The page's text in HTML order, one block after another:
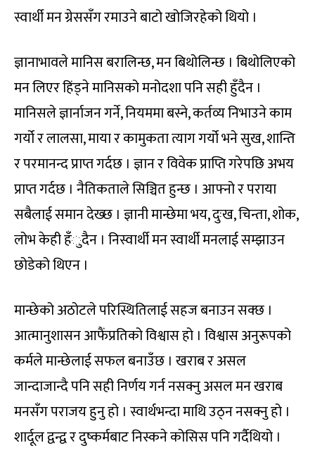
स्वार्थी मन ग्रेससँग रमाउने बाटो खोजिरहेको थियो ।
ज्ञानाभावले मानिस बरालिन्छ, मन बिथोलिन्छ । बिथोलिएको
मन लिएर हिंड्ने मानिसको मनोदशा पनि सही हुँदैन ।
मानिसले ज्ञार्नाजन गर्ने, नियममा बस्ने, कर्तव्य निभाउने काम
गर्यो र लालसा, माया र कामुकता त्याग गर्यो भने सुख, शान्ति
र परमानन्द प्राप्त गर्दछ । ज्ञान र विवेक प्राप्ति गरेपछि अभय
प्राप्त गर्दछ । नैतिकताले सिञ्चित हुन्छ । आफ्नो र पराया
सबैलाई समान देख्छ । ज्ञानी मान्छेमा भय, दुःख, चिन्ता, शोक,
लोभ केही हँुदैन । निस्वार्थी मन स्वार्थी मनलाई सम्झाउन
छोडेको थिएन ।
मान्छेको अठोटले परिस्थितिलाई सहज बनाउन सक्छ ।
आत्मानुशासन आफैंप्रतिको विश्वास हो । विश्वास अनुरूपको
कर्मले मान्छेलाई सफल बनाउँछ । खराब र असल
जान्दाजान्दै पनि सही निर्णय गर्न नसक्नु असल मन खराब
मनसँग पराजय हुनु हो । स्वार्थभन्दा माथि उठ्न नसक्नु हो ।
शार्दूल द्वन्द्व र दुष्कर्मबाट निस्कने कोसिस पनि गर्दैथियो ।